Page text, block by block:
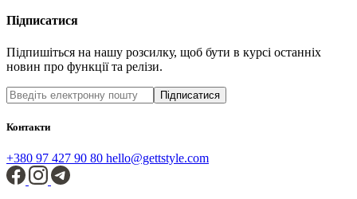
Підписатися
Підпишіться на нашу розсилку, щоб бути в курсі останніх
новин про функції та релізи.
Підписатися
Контакти
+380 97 427 90 80 hello@gettstyle.com